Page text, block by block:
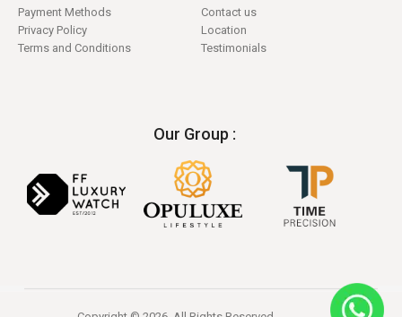
Payment Methods
Privacy Policy
Terms and Conditions
Contact us
Location
Testimonials
Our Group :